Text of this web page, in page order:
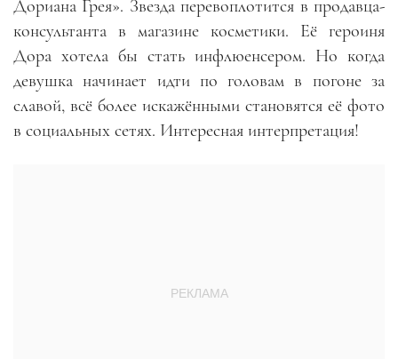
Дориана Грея». Звезда перевоплотится в продавца-
консультанта в магазине косметики. Её героиня
Дора хотела бы стать инфлюенсером. Но когда
девушка начинает идти по головам в погоне за
славой, всё более искажёнными становятся её фото
в социальных сетях. Интересная интерпретация!